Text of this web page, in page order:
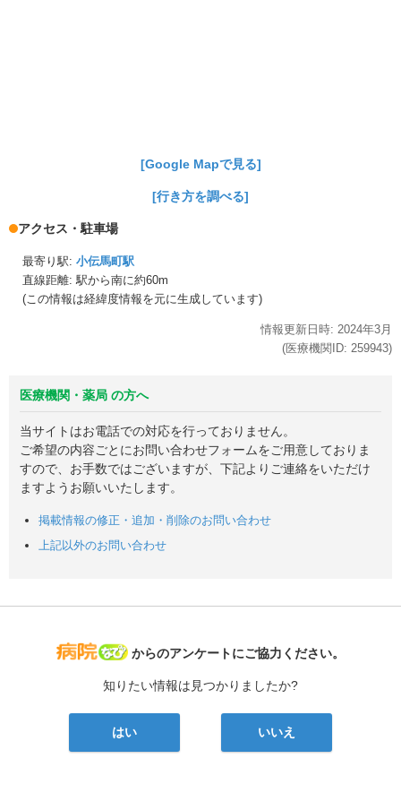
[Google Mapで見る]
[行き方を調べる]
アクセス・駐車場
最寄り駅: 小伝馬町駅
直線距離: 駅から南に約60m
(この情報は経緯度情報を元に生成しています)
情報更新日時: 2024年3月
(医療機関ID: 259943)
医療機関・薬局 の方へ
当サイトはお電話での対応を行っておりません。
ご希望の内容ごとにお問い合わせフォームをご用意しておりま
すので、お手数ではございますが、下記よりご連絡をいただけ
ますようお願いいたします。
掲載情報の修正・追加・削除のお問い合わせ
上記以外のお問い合わせ
病院なび
からのアンケートにご協力ください。
知りたい情報は見つかりましたか?
はい いいえ